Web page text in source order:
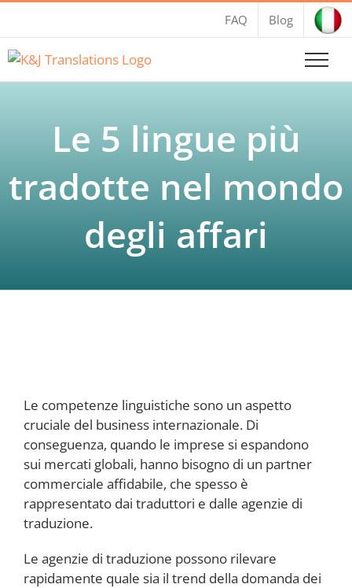
contenuto
FAQ Blog
Le 5 lingue più
tradotte nel mondo
degli affari
Le competenze linguistiche sono un aspetto
cruciale del business internazionale. Di
conseguenza, quando le imprese si espandono
sui mercati globali, hanno bisogno di un partner
commerciale affidabile, che spesso è
rappresentato dai traduttori e dalle agenzie di
traduzione.
Le agenzie di traduzione possono rilevare
rapidamente quale sia il trend della domanda dei